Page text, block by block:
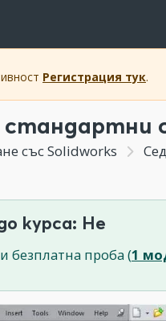
Регистрация тук.
със Solidworks
курса: Не
безплатна проба (1